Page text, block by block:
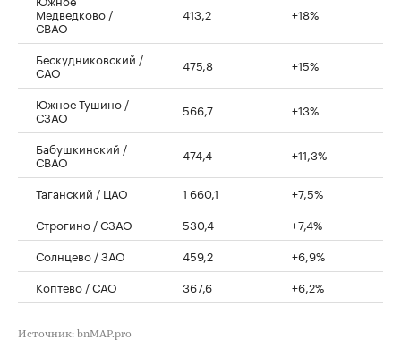
Медведково /
СВАО
413,2 +18%
Бескудниковский /
САО 475,8 +15%
Южное Тушино /
СЗАО 566,7 +13%
Бабушкинский /
СВАО 474,4 +11,3%
Таганский / ЦАО 1 660,1
+7,5%
Строгино / СЗАО
530,4
+7,4%
Солнцево / ЗАО
459,2
+6,9%
Коптево / САО
367,6 +6,2%
Источник: bnMAP.pro